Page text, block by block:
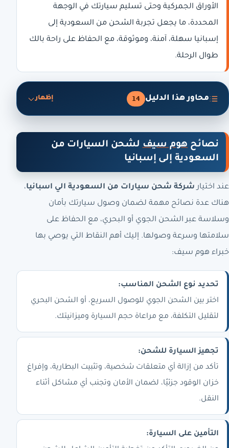
الأوراق الجمركية وحتى تسليم سيارتك في الوجهة
المحددة، ما يجعل تجربة الشحن من السعودية إلى
إسبانيا سهلة، آمنة، وموثوقة، مع الحفاظ على راحة بالك
طوال الرحلة.
محاور هذا الدليل 14 إظهار
نصائح هوم سيفلشحن السيارات من
السعودية إلى إسبانيا
عند اختيار شركة شحن سيارات من السعودية الي اسبانيا،
هناك عدة نصائح مهمة لضمان وصول سيارتك بأمان
وسلاسة عبر الشحن الجوي أو البحري، مع الحفاظ على
سلامتها وسرعة وصولها. إليك أهم النقاط التي يوصي بها
خبراء هوم سيف:
تحديد نوع الشحن المناسب:
اختر بين الشحن الجوي للوصول السريع، أو الشحن البحري
لتقليل التكلفة، مع مراعاة حجم السيارة وميزانيتك.
تجهيز السيارة للشحن:
تأكد من إزالة أي متعلقات شخصية، وتثبيت البطارية، وإفراغ
خزان الوقود جزئيًا، لضمان الأمان وتجنب أي مشاكل أثناء
النقل.
التأمين على السيارة: